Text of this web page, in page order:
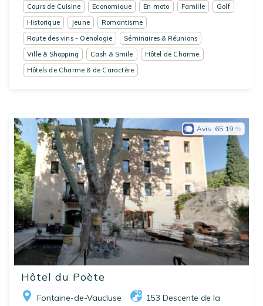
Cours de Cuisine Economique En moto Famille
Golf
Historique
Jeune
Romantisme
Route des vins - Oenologie
Séminaires & Réunions
Ville & Shopping
Cash & Smile
Hôtel de Charme
Hôtels de Charme & de Caractère
Hôtel du Poète
Fontaine-de-Vaucluse
153 Descente de la
Avis: 65.19